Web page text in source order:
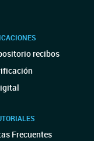
recibos
Frecuentes